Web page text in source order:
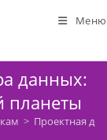
Меню
данных:
> Проектная